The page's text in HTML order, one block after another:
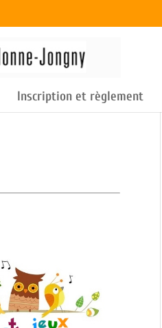
Inscription et règlement